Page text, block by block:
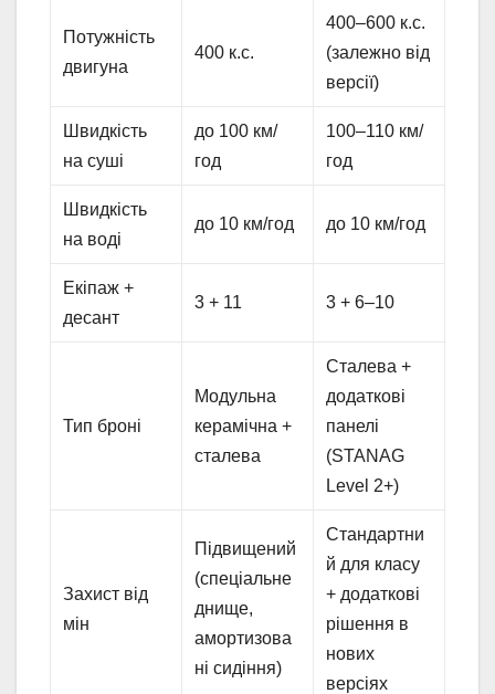
Потужність
двигуна
400 к.с.
400–600 к.с.
(залежно від
версії)
Швидкість
на суші
до 100 км/
год
100–110 км/
год
Швидкість
на воді
до 10 км/год до 10 км/год
Екіпаж +
десант
3 + 11 3 + 6–10
Тип броні
Модульна
керамічна +
сталева
Сталева +
додаткові
панелі
(STANAG
Level 2+)
Захист від
мін
Підвищений
(спеціальне
днище,
амортизова
ні сидіння)
Стандартни
й для класу
+ додаткові
рішення в
нових
версіях